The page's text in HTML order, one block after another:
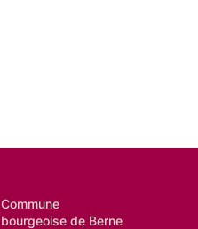
Commune
bourgeoise de Berne